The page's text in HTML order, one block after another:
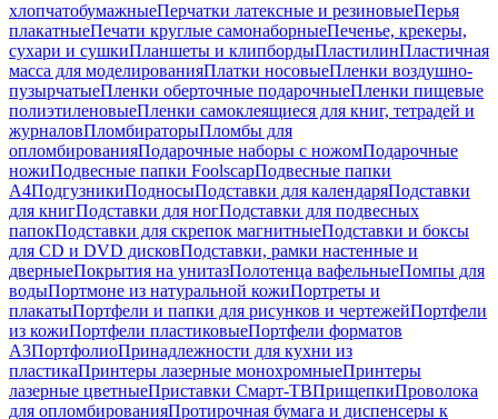
хлопчатобумажныеПерчатки латексные и резиновыеПерья
плакатныеПечати круглые самонаборныеПеченье, крекеры,
сухари и сушкиПланшеты и клипбордыПластилинПластичная
масса для моделированияПлатки носовыеПленки воздушно-
пузырчатыеПленки оберточные подарочныеПленки пищевые
полиэтиленовыеПленки самоклеящиеся для книг, тетрадей и
журналовПломбираторыПломбы для
опломбированияПодарочные наборы с ножомПодарочные
ножиПодвесные папки FoolscapПодвесные папки
А4ПодгузникиПодносыПодставки для календаряПодставки
для книгПодставки для ногПодставки для подвесных
папокПодставки для скрепок магнитныеПодставки и боксы
для CD и DVD дисковПодставки, рамки настенные и
дверныеПокрытия на унитазПолотенца вафельныеПомпы для
водыПортмоне из натуральной кожиПортреты и
плакатыПортфели и папки для рисунков и чертежейПортфели
из кожиПортфели пластиковыеПортфели форматов
А3ПортфолиоПринадлежности для кухни из
пластикаПринтеры лазерные монохромныеПринтеры
лазерные цветныеПриставки Смарт-ТВПрищепкиПроволока
для опломбированияПротирочная бумага и диспенсеры к